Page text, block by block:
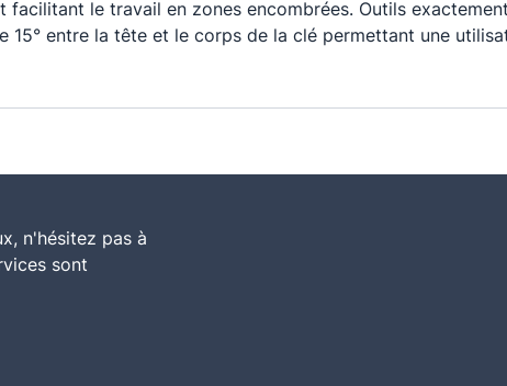
le travail en zones encombrées. Outils
15° entre la tête et le corps de la clé permettant une
n'hésitez pas à
sont